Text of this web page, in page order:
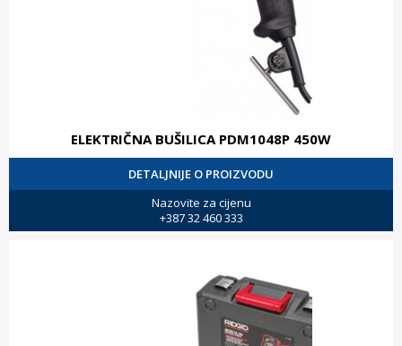
ELEKTRIČNA BUŠILICA PDM1048P 450W
DETALJNIJE O PROIZVODU
Nazovite za cijenu
+387 32 460 333